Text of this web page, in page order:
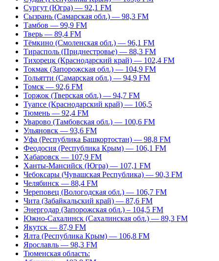
Сургут (Югра) — 92,1 FM
Сызрань (Самарская обл.) — 98,3 FM
Тамбов — 99,9 FM
Тверь — 89,4 FM
Тёмкино (Смоленская обл.) — 96,1 FM
Тирасполь (Приднестровье) — 88,3 FM
Тихорецк (Краснодарский край) — 102,4 FM
Токмак (Запорожская обл.) — 104,9 FM
Тольятти (Самарская обл.) — 94,9 FM
Томск — 92,6 FM
Торжок (Тверская обл.) — 94,7 FM
Туапсе (Краснодарский край) — 106,5
Тюмень — 92,4 FM
Уварово (Тамбовская обл.) — 100,6 FM
Ульяновск — 93,6 FM
Уфа (Республика Башкортостан) — 98,8 FM
Феодосия (Республика Крым) — 106,1 FM
Хабаровск — 107,9 FM
Ханты-Мансийск (Югра) — 107,1 FM
Чебоксары (Чувашская Республика) — 90,3 FM
Челябинск — 88,4 FM
Череповец (Вологодская обл.) — 106,7 FM
Чита (Забайкальский край) — 87,6 FM
Энергодар (Запорожская обл.) – 104,5 FM
Южно-Сахалинск (Сахалинская обл.) — 89,3 FM
Якутск — 87,9 FM
Ялта (Республика Крым) — 106,8 FM
Ярославль — 98,3 FM
Тюменская область: